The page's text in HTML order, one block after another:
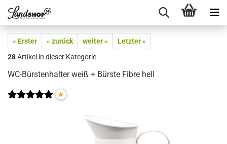
« Erster « zurück weiter »
Letzter »
28Artikel in dieser Kategorie
WC-Bürstenhalter weiß + Bürste Fibre hell
*